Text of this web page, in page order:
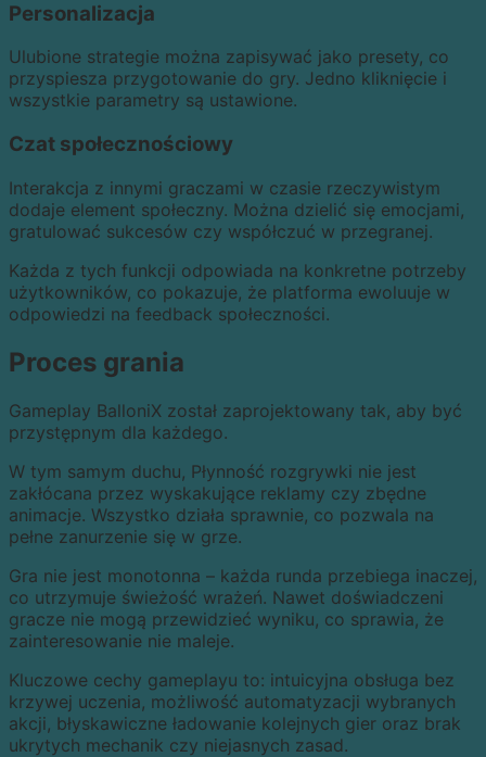
Personalizacja
Ulubione strategie można zapisywać jako presety, co
przyspiesza przygotowanie do gry. Jedno kliknięcie i
wszystkie parametry są ustawione.
Czat społecznościowy
Interakcja z innymi graczami w czasie rzeczywistym
dodaje element społeczny. Można dzielić się emocjami,
gratulować sukcesów czy współczuć w przegranej.
Każda z tych funkcji odpowiada na konkretne potrzeby
użytkowników, co pokazuje, że platforma ewoluuje w
odpowiedzi na feedback społeczności.
Proces grania
Gameplay BalloniX został zaprojektowany tak, aby być
przystępnym dla każdego.
W tym samym duchu, Płynność rozgrywki nie jest
zakłócana przez wyskakujące reklamy czy zbędne
animacje. Wszystko działa sprawnie, co pozwala na
pełne zanurzenie się w grze.
Gra nie jest monotonna – każda runda przebiega inaczej,
co utrzymuje świeżość wrażeń. Nawet doświadczeni
gracze nie mogą przewidzieć wyniku, co sprawia, że
zainteresowanie nie maleje.
Kluczowe cechy gameplayu to: intuicyjna obsługa bez
krzywej uczenia, możliwość automatyzacji wybranych
akcji, błyskawiczne ładowanie kolejnych gier oraz brak
ukrytych mechanik czy niejasnych zasad.